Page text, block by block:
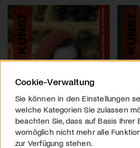
Cookie-Verwaltung
Sie können in den Einstellungen
welche Kategorien Sie zulassen
beachten Sie, dass auf Basis Ihrer
womöglich nicht mehr alle
zur Verfügung stehen.